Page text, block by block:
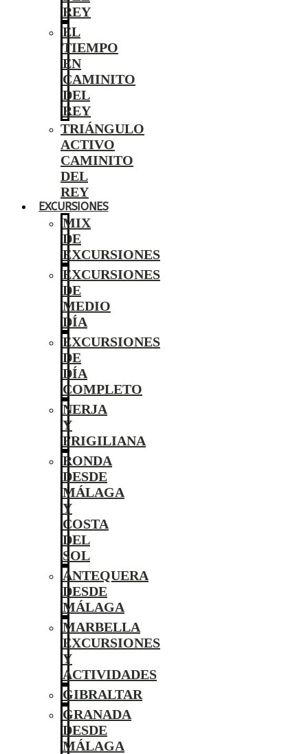
REY
EL
TIEMPO
EN
CAMINITO
DEL
REY
TRIÁNGULO
ACTIVO
CAMINITO
DEL
REY
EXCURSIONES
MIX
DE
EXCURSIONES
EXCURSIONES
DE
MEDIO
DÍA
EXCURSIONES
DE
DÍA
COMPLETO
NERJA
Y
FRIGILIANA
RONDA
DESDE
MÁLAGA
Y
COSTA
DEL
SOL
ANTEQUERA
DESDE
MÁLAGA
MARBELLA
EXCURSIONES
Y
ACTIVIDADES
GIBRALTAR
GRANADA
DESDE
MÁLAGA